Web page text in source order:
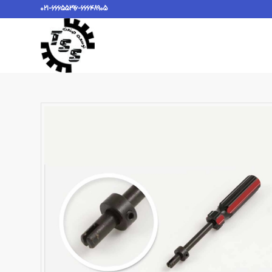
021-66655296-66648905